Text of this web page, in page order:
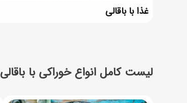
غذا با باقالی
لیست کامل انواع خوراکی با باقالی